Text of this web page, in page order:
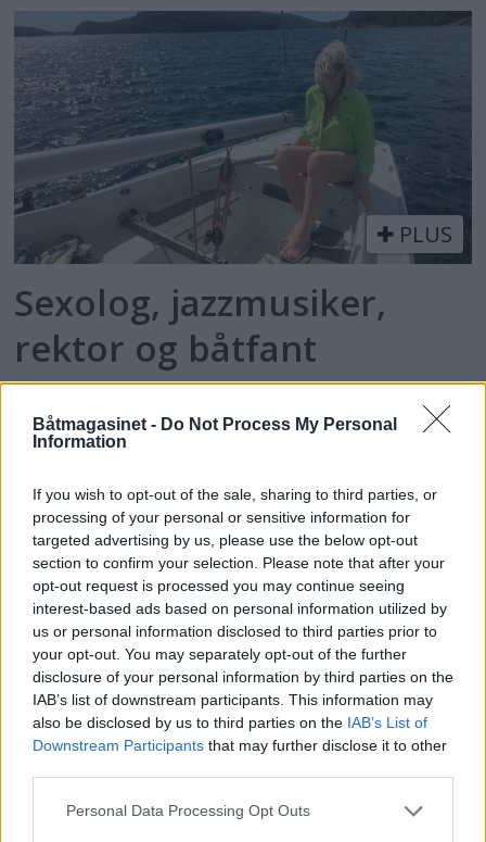
Båtmagasinet - Do Not Process My Personal
Information
If you wish to opt-out of the sale, sharing to third parties, or
processing of your personal or sensitive information for
targeted advertising by us, please use the below opt-out
section to confirm your selection. Please note that after your
opt-out request is processed you may continue seeing
interest-based ads based on personal information utilized by
us or personal information disclosed to third parties prior to
your opt-out. You may separately opt-out of the further
disclosure of your personal information by third parties on the
IAB’s list of downstream participants. This information may
also be disclosed by us to third parties on the IAB’s List of
Downstream Participants that may further disclose it to other
Personal Data Processing Opt Outs
PLUS
Sexolog, jazzmusiker,
rektor og båtfant
PLUS
Motorbåtdefilering i Risør